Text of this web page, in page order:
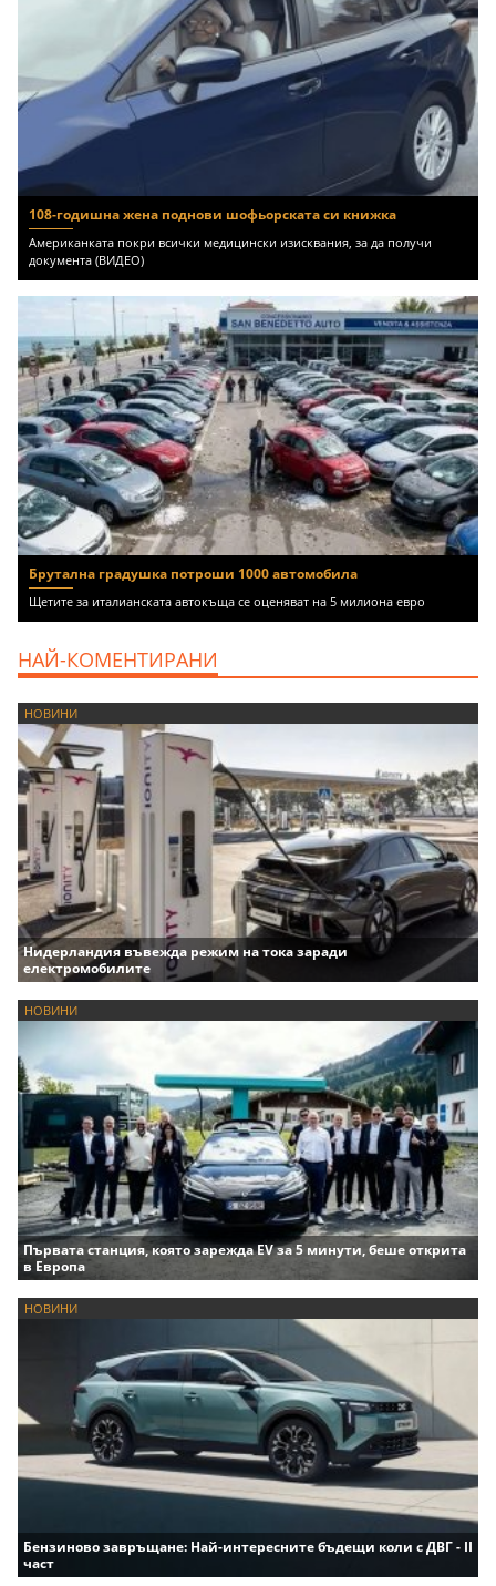
108-годишна жена поднови шофьорската си книжка
Американката покри всички медицински изисквания, за да получи
документа (ВИДЕО)
Брутална градушка потроши 1000 автомобила
Щетите за италианската автокъща се оценяват на 5 милиона евро
НАЙ-КОМЕНТИРАНИ
НОВИНИ
Нидерландия въвежда режим на тока заради
електромобилите
НОВИНИ
Първата станция, която зарежда EV за 5 минути, беше открита
в Европа
НОВИНИ
Бензиново завръщане: Най-интересните бъдещи коли с ДВГ - II
част